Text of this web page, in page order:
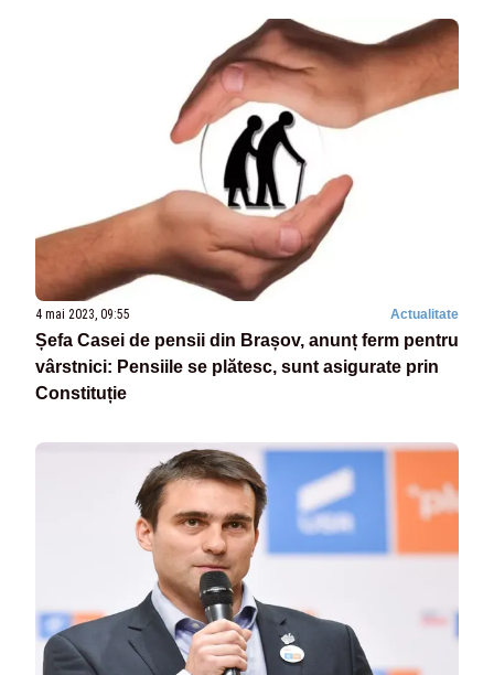
4 mai 2023, 09:55 Actualitate
Șefa Casei de pensii din Brașov, anunț ferm pentru
vârstnici: Pensiile se plătesc, sunt asigurate prin
Constituție